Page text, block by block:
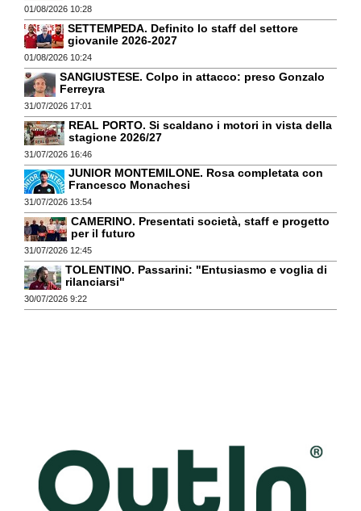
01/08/2026 10:28
SETTEMPEDA. Definito lo staff del settore
giovanile 2026-2027
01/08/2026 10:24
SANGIUSTESE. Colpo in attacco: preso Gonzalo
Ferreyra
31/07/2026 17:01
REAL PORTO. Si scaldano i motori in vista della
stagione 2026/27
31/07/2026 16:46
JUNIOR MONTEMILONE. Rosa completata con
Francesco Monachesi
31/07/2026 13:54
CAMERINO. Presentati società, staff e progetto
per il futuro
31/07/2026 12:45
TOLENTINO. Passarini: "Entusiasmo e voglia di
rilanciarsi"
30/07/2026 9:22